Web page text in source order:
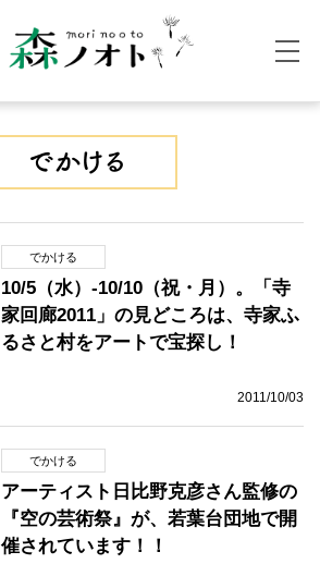
でかける
10/5（水）-10/10（祝・月）。「寺
家回廊2011」の見どころは、寺家ふ
るさと村をアートで宝探し！
2011/10/03
でかける
アーティスト日比野克彦さん監修の
『空の芸術祭』が、若葉台団地で開
催されています！！